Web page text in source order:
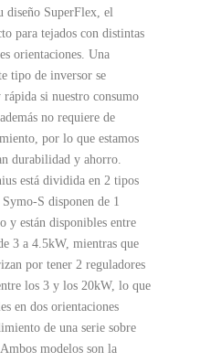
diseño SuperFlex, el
para tejados con distintas
orientaciones. Una
tipo de inversor se
si nuestro consumo
no requiere de
por lo que estamos
durabilidad y ahorro.
está dividida en 2 tipos
S disponen de 1
y están disponibles entre
3 a 4.5kW, mientras que
por tener 2 reguladores
los 3 y los 20kW, lo que
en dos orientaciones
de una serie sobre
modelos son la